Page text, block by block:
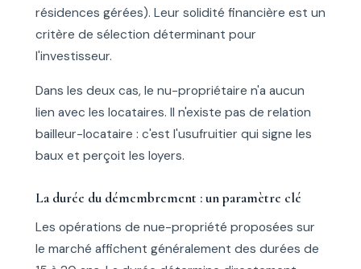
résidences gérées). Leur solidité financière est un
critère de sélection déterminant pour
l'investisseur.
Dans les deux cas, le nu-propriétaire n'a aucun
lien avec les locataires. Il n'existe pas de relation
bailleur-locataire : c'est l'usufruitier qui signe les
baux et perçoit les loyers.
La durée du démembrement : un paramètre clé
Les opérations de nue-propriété proposées sur
le marché affichent généralement des durées de